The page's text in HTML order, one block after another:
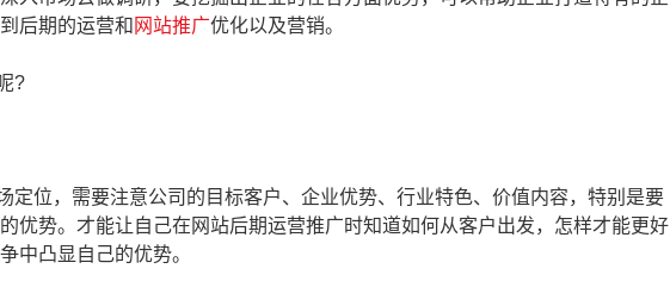
后期的运营和 网站推广优化以及营销。
?
定位，需要注意公司的目标客户、企业优势、行业特色、价值内容，特别是要
优势。才能让自己在网站后期运营推广时知道如何从客户出发，怎样才能更好
中凸显自己的优势。